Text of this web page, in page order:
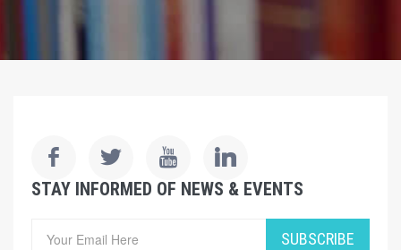
STAY INFORMED OF NEWS & EVENTS
SUBSCRIBE